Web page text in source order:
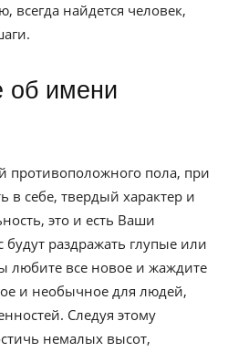
всегда найдется человек,
противоположного пола, при
в себе, твердый характер и
это и есть Ваши
раздражать глупые или
любите все новое и жаждите
и необычное для людей,
Следуя этому
немалых высот,